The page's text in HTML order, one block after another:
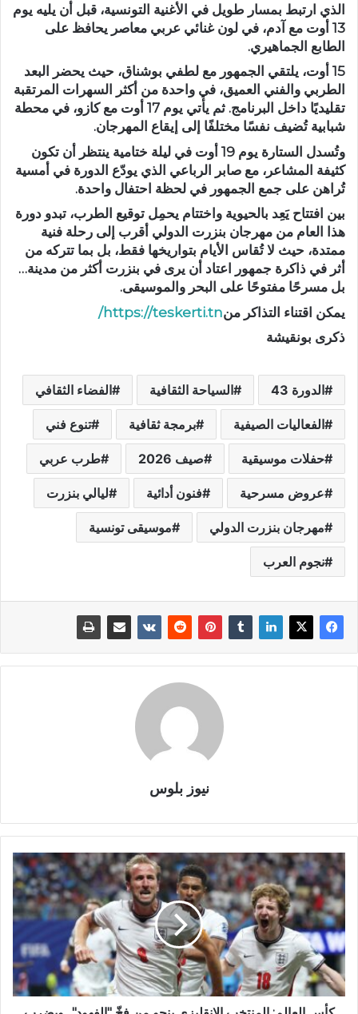
الذي ارتبط بمسار طويل في الأغنية التونسية، قبل أن يليه يوم
13 أوت مع آدم، في لون غنائي عربي معاصر يحافظ على
الطابع الجماهيري.
15 أوت، يلتقي الجمهور مع لطفي بوشناق، حيث يحضر البعد
الطربي والفني العميق، في واحدة من أكثر السهرات المرتقبة
تقليديًا داخل البرنامج. ثم يأتي يوم 17 أوت مع كازو، في محطة
شبابية تُضيف نفسًا مختلفًا إلى إيقاع المهرجان.
وتُسدل الستارة يوم 19 أوت في ليلة ختامية ينتظر أن تكون
كثيفة المشاعر، مع صابر الرباعي الذي يودّع الدورة في أمسية
تُراهن على جمع الجمهور في لحظة احتفال واحدة.
بين افتتاح يَعِد بالحيوية واختتام يحمِل توقيع الطرب، تبدو دورة
هذا العام من مهرجان بنزرت الدولي أقرب إلى رحلة فنية
ممتدة، حيث لا تُقاس الأيام بتواريخها فقط، بل بما تتركه من
أثر في ذاكرة جمهور اعتاد أن يرى في بنزرت أكثر من مدينة…
بل مسرحًا مفتوحًا على البحر والموسيقى.
يمكن اقتناء التذاكر منhttps://teskerti.tn/
ذكرى بونقيشة
الدورة 43 السياحة الثقافية الفضاء الثقافي
الفعاليات الصيفية برمجة ثقافية تنوع فني
حفلات موسيقية صيف 2026 طرب عربي
عروض مسرحية فنون أدائية ليالي بنزرت
مهرجان بنزرت الدولي موسيقى تونسية
نجوم العرب
نيوز بلوس